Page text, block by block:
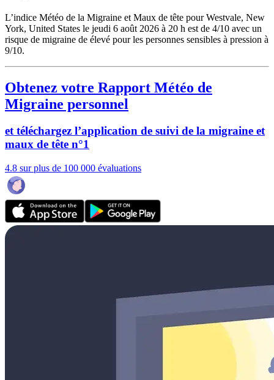
L’indice Météo de la Migraine et Maux de tête pour Westvale, New
York, United States le jeudi 6 août 2026 à 20 h est de 4/10 avec un
risque de migraine de élevé pour les personnes sensibles à pression à
9/10.
Obtenez votre Rapport Météo de
Migraine personnel
et téléchargez l’application de suivi de la migraine et
maux de tête n°1
4.8 sur plus de 100 000 évaluations